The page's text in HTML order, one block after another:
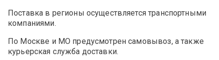
Поставка в регионы осуществляется транспортными
компаниями.
По Москве и МО предусмотрен самовывоз, а также
курьерская служба доставки.